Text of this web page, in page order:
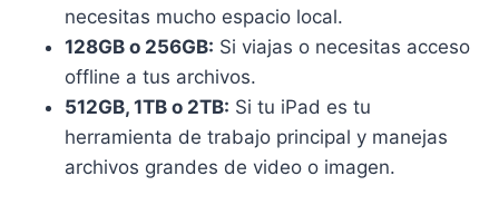
necesitas mucho espacio local.
128GB o 256GB: Si viajas o necesitas acceso
offline a tus archivos.
512GB, 1TB o 2TB: Si tu iPad es tu
herramienta de trabajo principal y manejas
archivos grandes de video o imagen.